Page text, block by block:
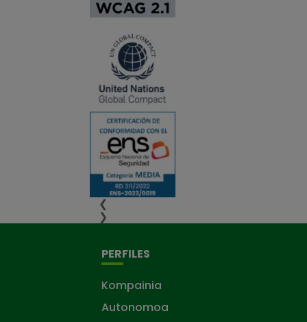
❮
❯
PERFILES
Kompainia
Autonomoa